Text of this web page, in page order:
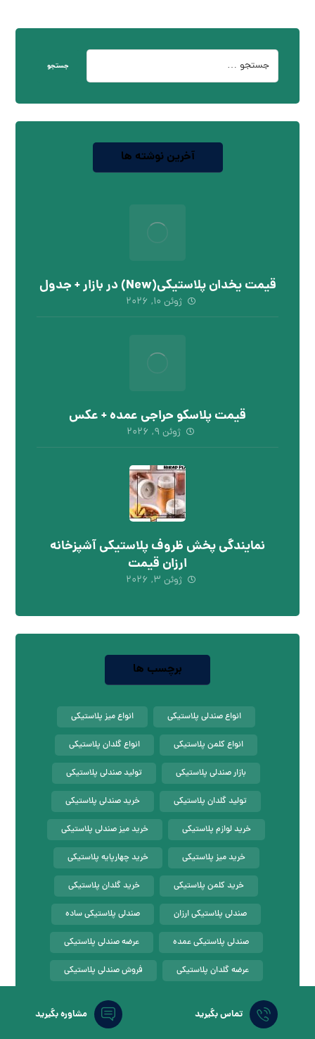
جستجو
آخرین نوشته ها
قیمت یخدان پلاستیکی(New) در بازار + جدول
ژوئن ۱۰, ۲۰۲۶
قیمت پلاسکو حراجی عمده + عکس
ژوئن ۹, ۲۰۲۶
نمایندگی پخش ظروف پلاستیکی آشپزخانه
ارزان قیمت
ژوئن ۳, ۲۰۲۶
برچسب ها
انواع صندلی پلاستیکی انواع میز پلاستیکی
انواع کلمن پلاستیکی انواع گلدان پلاستیکی
بازار صندلی پلاستیکی تولید صندلی پلاستیکی
تولید گلدان پلاستیکی خرید صندلی پلاستیکی
خرید لوازم پلاستیکی خرید میز صندلی پلاستیکی
خرید میز پلاستیکی خرید چهارپایه پلاستیکی
خرید کلمن پلاستیکی خرید گلدان پلاستیکی
صندلی پلاستیکی ارزان صندلی پلاستیکی ساده
صندلی پلاستیکی عمده عرضه صندلی پلاستیکی
عرضه گلدان پلاستیکی فروش صندلی پلاستیکی
فروش عمده میز پلاستیکی
فروش عمده گلدان پلاستیکی
تماس بگیرید مشاوره بگیرید